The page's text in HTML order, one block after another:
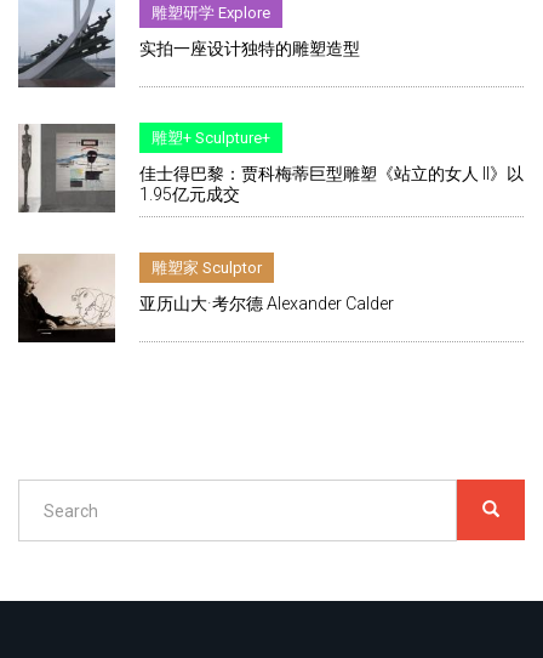
雕塑研学 Explore
实拍一座设计独特的雕塑造型
雕塑+ Sculpture+
佳士得巴黎：贾科梅蒂巨型雕塑《站立的女人 II》以
1.95亿元成交
雕塑家 Sculptor
亚历山大·考尔德 Alexander Calder